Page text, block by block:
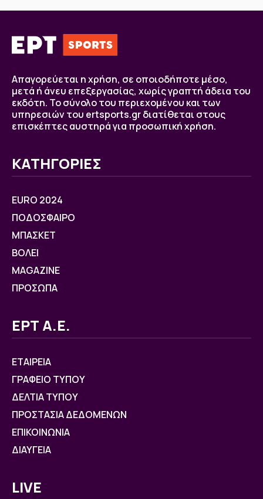
Απαγορεύεται η χρήση, σε οποιοδήποτε μέσο,
μετά ή άνευ επεξεργασίας, χωρίς γραπτή άδεια του
εκδότη. Το σύνολο του περιεχομένου και των
υπηρεσιών του ertsports.gr διατίθεται στους
επισκέπτες αυστηρά για προσωπική χρήση.
ΚΑΤΗΓΟΡΙΕΣ
EURO 2024
ΠΟΔΟΣΦΑΙΡΟ
ΜΠΑΣΚΕΤ
ΒOΛΕΙ
MAGAZINE
ΠΡΟΣΩΠΑ
ΕΡΤ Α.Ε.
ΕΤΑΙΡΕΙΑ
ΓΡΑΦΕΙΟ ΤΥΠΟΥ
ΔΕΛΤΙΑ ΤΥΠΟΥ
ΠΡΟΣΤΑΣΙΑ ΔΕΔΟΜΕΝΩΝ
ΕΠΙΚΟΙΝΩΝΙΑ
ΔΙΑΥΓΕΙΑ
LIVE